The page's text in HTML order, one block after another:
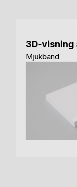
3D-visning
Mjukband